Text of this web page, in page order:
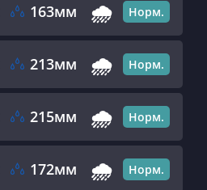
163мм 🌧️ Норм.
213мм 🌧️ Норм.
215мм 🌧️ Норм.
172мм 🌧️ Норм.